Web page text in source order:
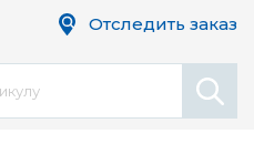
Отследить заказ